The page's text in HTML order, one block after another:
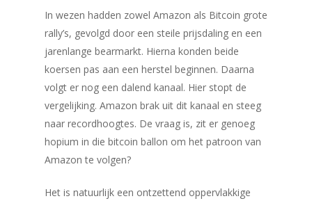
In wezen hadden zowel Amazon als Bitcoin grote
rally’s, gevolgd door een steile prijsdaling en een
jarenlange bearmarkt. Hierna konden beide
koersen pas aan een herstel beginnen. Daarna
volgt er nog een dalend kanaal. Hier stopt de
vergelijking. Amazon brak uit dit kanaal en steeg
naar recordhoogtes. De vraag is, zit er genoeg
hopium in die bitcoin ballon om het patroon van
Amazon te volgen?
Het is natuurlijk een ontzettend oppervlakkige